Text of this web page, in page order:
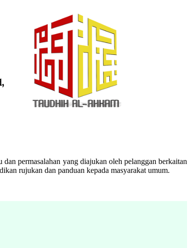
permasalahan yang diajukan oleh pelanggan berkaitan
rujukan dan panduan kepada masyarakat umum.